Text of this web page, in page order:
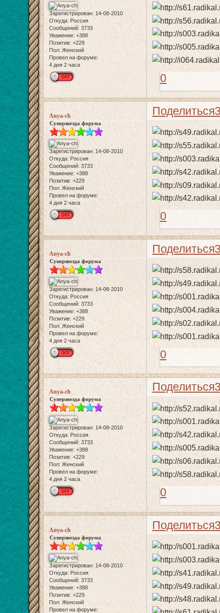
Зарегистрирован: 14-08-2010
Откуда: Россия
Сообщений: 3733
Уважение: +388
Позитив: +229
Пол: Женский
Провел на форуме:
4 дня 2 часа
0
Поделиться
Anya-ch
Суперзвезда форума
Зарегистрирован: 14-08-2010
Откуда: Россия
Сообщений: 3733
Уважение: +388
Позитив: +229
Пол: Женский
Провел на форуме:
4 дня 2 часа
0
Поделиться
Anya-ch
Суперзвезда форума
Зарегистрирован: 14-08-2010
Откуда: Россия
Сообщений: 3733
Уважение: +388
Позитив: +229
Пол: Женский
Провел на форуме:
4 дня 2 часа
0
Поделиться
Anya-ch
Суперзвезда форума
Зарегистрирован: 14-08-2010
Откуда: Россия
Сообщений: 3733
Уважение: +388
Позитив: +229
Пол: Женский
Провел на форуме:
4 дня 2 часа
0
Поделиться
Anya-ch
Суперзвезда форума
Зарегистрирован: 14-08-2010
Откуда: Россия
Сообщений: 3733
Уважение: +388
Позитив: +229
Пол: Женский
Провел на форуме: